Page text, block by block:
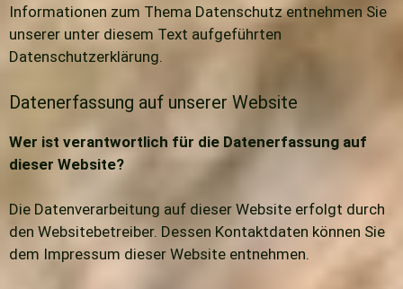
Informationen zum Thema Datenschutz entnehmen Sie
unserer unter diesem Text aufgeführten
Datenschutzerklärung.
Datenerfassung auf unserer Website
Wer ist verantwortlich für die Datenerfassung auf
dieser Website?
Die Datenverarbeitung auf dieser Website erfolgt durch
den Websitebetreiber. Dessen Kontaktdaten können Sie
dem Impressum dieser Website entnehmen.